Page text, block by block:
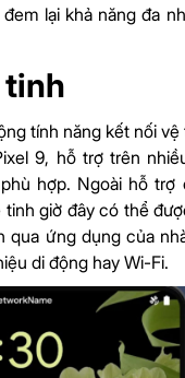
lại khả năng đa
tinh
tính năng kết nối
9, hỗ trợ trên
hợp. Ngoài hỗ trợ
tinh giờ đây có thể
qua ứng dụng của
di động hay Wi-Fi.